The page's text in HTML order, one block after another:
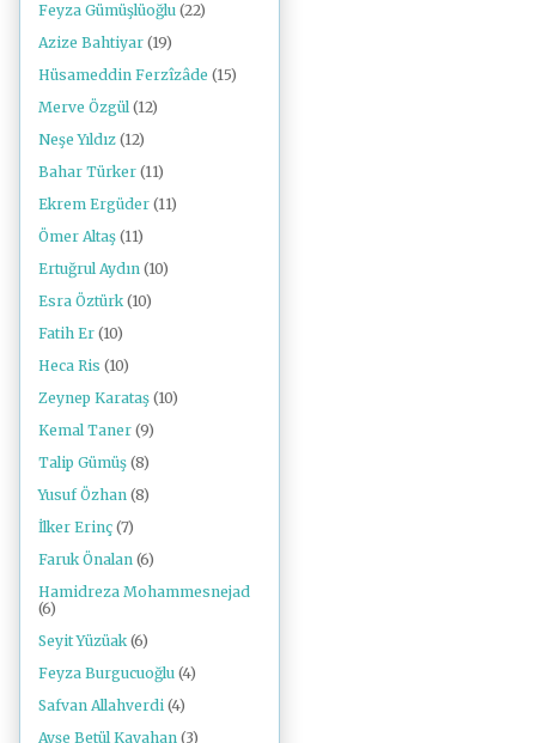
Feyza Gümüşlüoğlu (22)
Azize Bahtiyar (19)
Hüsameddin Ferzîzâde (15)
Merve Özgül (12)
Neşe Yıldız (12)
Bahar Türker (11)
Ekrem Ergüder (11)
Ömer Altaş (11)
Ertuğrul Aydın (10)
Esra Öztürk (10)
Fatih Er (10)
Heca Ris (10)
Zeynep Karataş (10)
Kemal Taner (9)
Talip Gümüş (8)
Yusuf Özhan (8)
İlker Erinç (7)
Faruk Önalan (6)
Hamidreza Mohammesnejad
(6)
Seyit Yüzüak (6)
Feyza Burgucuoğlu (4)
Safvan Allahverdi (4)
Ayşe Betül Kayahan (3)